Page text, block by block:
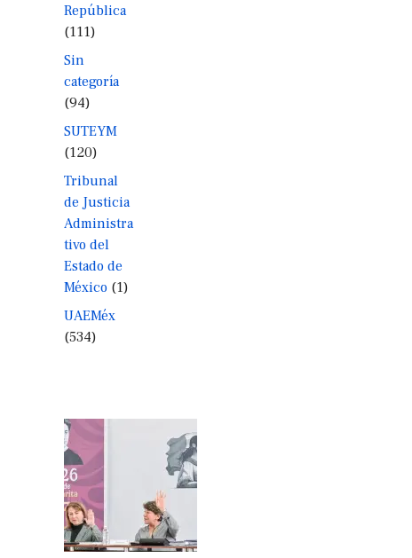
República
(111)
Sin
categoría
(94)
SUTEYM
(120)
Tribunal
de Justicia
Administra
tivo del
Estado de
México (1)
UAEMéx
(534)